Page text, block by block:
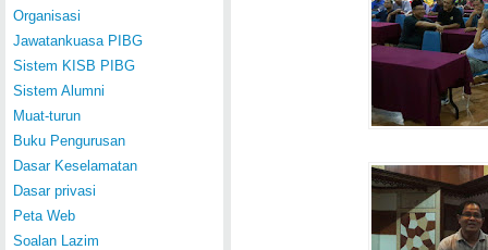
Organisasi
Jawatankuasa PIBG
Sistem KISB PIBG
Sistem Alumni
Muat-turun
Buku Pengurusan
Dasar Keselamatan
Dasar privasi
Peta Web
Soalan Lazim